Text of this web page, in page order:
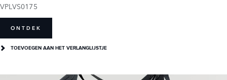
VPLVS0175
ONTDEK
TOEVOEGEN AAN HET VERLANGLIJSTJE